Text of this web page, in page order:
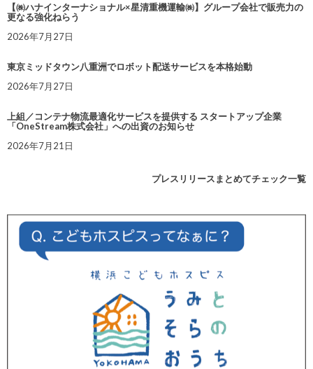
【㈱ハナインターナショナル×星清重機運輸㈱】グループ会社で販売力の
更なる強化ねらう
2026年7月27日
東京ミッドタウン八重洲でロボット配送サービスを本格始動
2026年7月27日
上組／コンテナ物流最適化サービスを提供する スタートアップ企業
「OneStream株式会社」への出資のお知らせ
2026年7月21日
プレスリリースまとめてチェック一覧